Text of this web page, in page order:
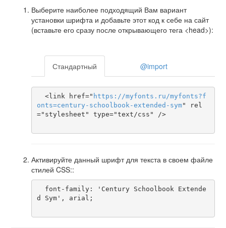
Выберите наиболее подходящий Вам вариант
установки шрифта и добавьте этот код к себе на сайт
(вставьте его сразу после открывающего тега <head>):
Стандартный @import
  <link href="
https ://myfonts . ru/myfonts?f
onts=century-schoolbook-extended-sym" rel
="stylesheet" type="text/css" />
Активируйте данный шрифт для текста в своем файле
стилей CSS::
d Sym', arial;